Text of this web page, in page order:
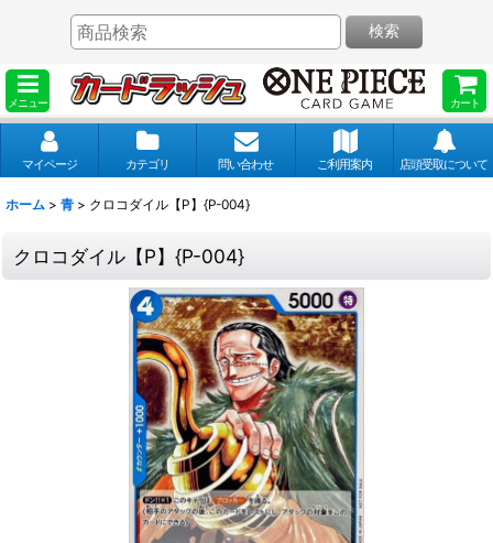
メニュー カート
検索
マイページ カテゴリ 問い合わせ ご利用案内 店頭受取について
ホーム > 青 > クロコダイル【P】{P-004}
クロコダイル【P】{P-004}